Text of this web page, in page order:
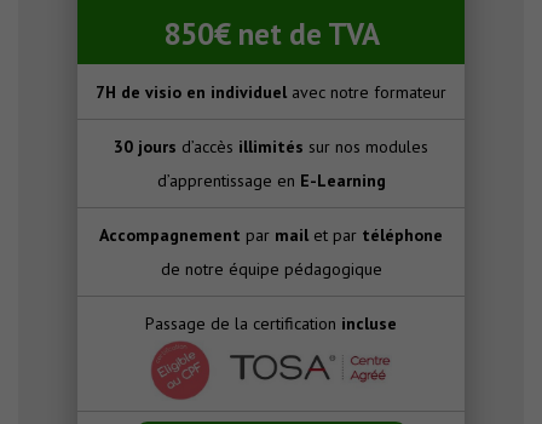
850€ net de TVA
7H de visio en individuel avec notre formateur
30 jours d’accès illimités sur nos modules
d’apprentissage en E-Learning
Accompagnement par mail et par téléphone
de notre équipe pédagogique
Passage de la certification incluse